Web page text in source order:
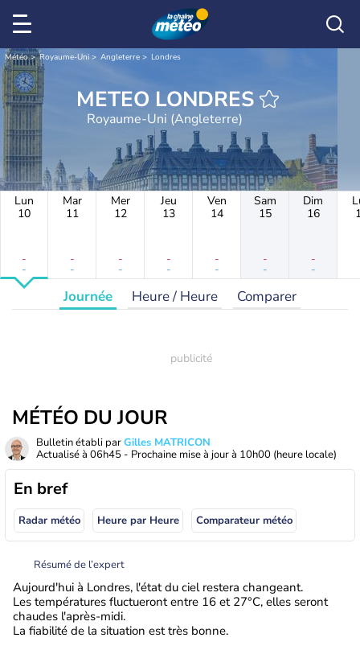
Météo Royaume-Uni Angleterre Londres
METEO LONDRES
Royaume-Uni (Angleterre)
Lun
10
-
-
Mar
11
-
-
Mer
12
-
-
Jeu
13
-
-
Ven
14
-
-
Sam
15
-
-
Dim
16
-
-
Journée Heure / Heure Comparer
MÉTÉO DU JOUR
Bulletin établi parGilles MATRICON
Actualisé à 06h45 - Prochaine mise à jour à 10h00 (heure locale)
En bref
Radar météo Heure par Heure Comparateur météo
Résumé de l’expert
Aujourd'hui à Londres, l'état du ciel restera changeant.
Les températures fluctueront entre 16 et 27°C, elles seront
chaudes l'après-midi.
La fiabilité de la situation est très bonne.